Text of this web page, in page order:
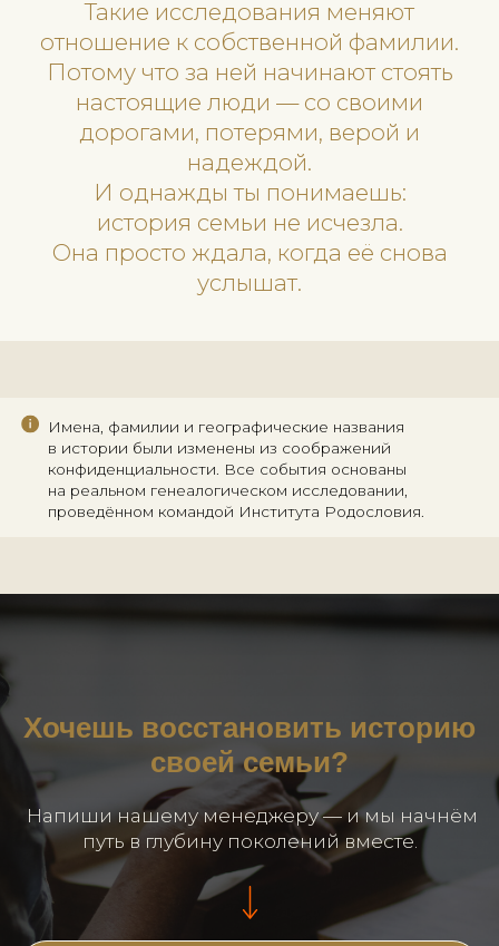
Васильков.
Из Василькова — в Яблоновку.
Из Яблоновки — в старинный
среди шляхетных семей жили их
История рода перестала быть
абстракцией.
Она обрела улицы, церкви,
войны, переселения и
голоса.
удивительно хорошо. А значит,
могут ждать ещё более ранние
поколения, дворянские дела и
СЛОВО, КОТОРОЕ
ИЗМЕНИЛО ВСЁ
«Шляхетный».
Одно определение в
ведомости 1842 года